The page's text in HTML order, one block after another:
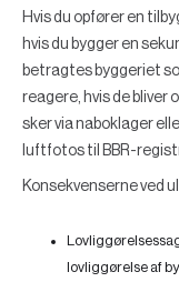
Hvis du opfører en
hvis du bygger en
betragtes byggeriet
reagere, hvis de bliver
sker via naboklager
luftfotos til BBR-
Konsekvenserne ved
lovliggørelse af